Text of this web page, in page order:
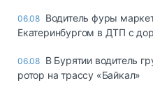
06.08 Водитель фуры
Екатеринбургом в ДТП с
06.08 В Бурятии водитель
ротор на трассу «Байкал»